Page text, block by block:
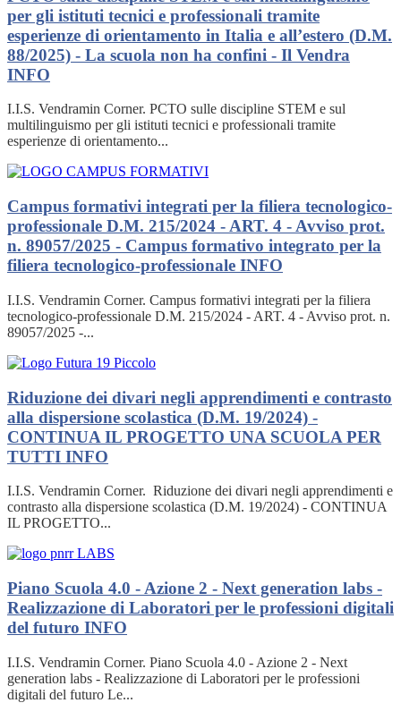
per gli istituti tecnici e professionali tramite
esperienze di orientamento in Italia e all’estero (D.M.
88/2025) - La scuola non ha confini - Il Vendra
INFO
I.I.S. Vendramin Corner. PCTO sulle discipline STEM e sul
multilinguismo per gli istituti tecnici e professionali tramite
esperienze di orientamento...
Campus formativi integrati per la filiera tecnologico-
professionale D.M. 215/2024 - ART. 4 - Avviso prot.
n. 89057/2025 - Campus formativo integrato per la
filiera tecnologico-professionale INFO
I.I.S. Vendramin Corner. Campus formativi integrati per la filiera
tecnologico-professionale D.M. 215/2024 - ART. 4 - Avviso prot. n.
89057/2025 -...
Riduzione dei divari negli apprendimenti e contrasto
alla dispersione scolastica (D.M. 19/2024) -
CONTINUA IL PROGETTO UNA SCUOLA PER
TUTTI INFO
I.I.S. Vendramin Corner. Riduzione dei divari negli apprendimenti e
contrasto alla dispersione scolastica (D.M. 19/2024) - CONTINUA
IL PROGETTO...
Piano Scuola 4.0 - Azione 2 - Next generation labs -
Realizzazione di Laboratori per le professioni digitali
del futuro INFO
I.I.S. Vendramin Corner. Piano Scuola 4.0 - Azione 2 - Next
generation labs - Realizzazione di Laboratori per le professioni
digitali del futuro Le...